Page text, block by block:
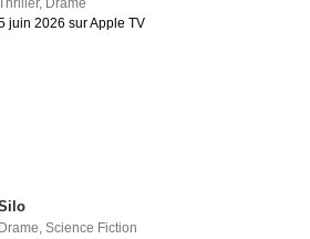
, Drame
juin 2026 sur Apple TV
Drame,Science Fiction